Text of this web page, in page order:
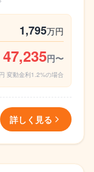
1,795万円
47,235円〜
変動金利1.2%の場合
詳しく見る